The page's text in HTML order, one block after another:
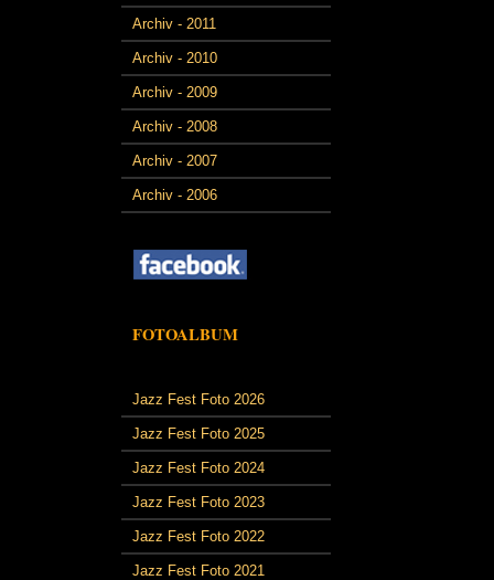
Archiv - 2011
Archiv - 2010
Archiv - 2009
Archiv - 2008
Archiv - 2007
Archiv - 2006
FOTOALBUM
Jazz Fest Foto 2026
Jazz Fest Foto 2025
Jazz Fest Foto 2024
Jazz Fest Foto 2023
Jazz Fest Foto 2022
Jazz Fest Foto 2021